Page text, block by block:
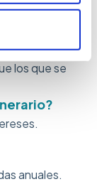
y del
los
los que se
anuales.